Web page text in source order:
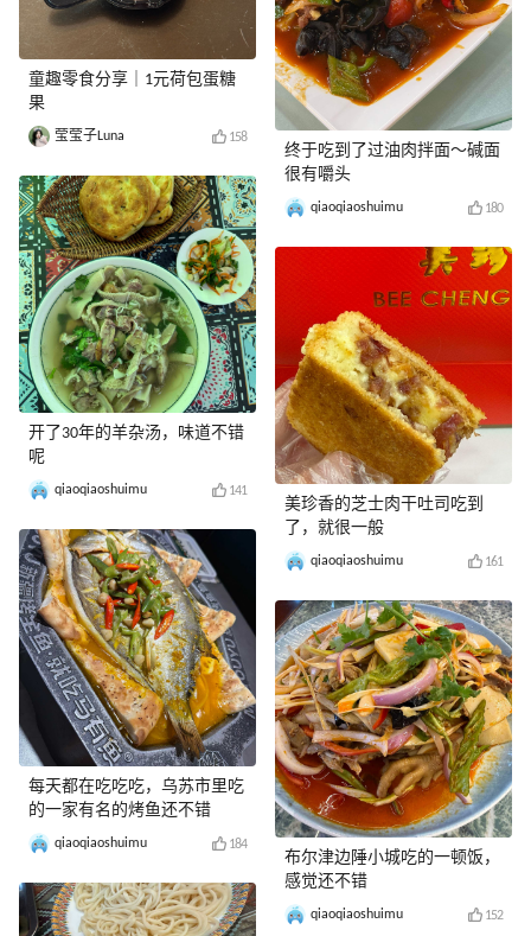
童趣零食分享｜1元荷包蛋糖
果
莹莹子Luna 158
开了30年的羊杂汤，味道不错
呢
qiaoqiaoshuimu 141
每天都在吃吃吃，乌苏市里吃
的一家有名的烤鱼还不错
qiaoqiaoshuimu 184
终于吃到了过油肉拌面～碱面
很有嚼头
qiaoqiaoshuimu 180
美珍香的芝士肉干吐司吃到
了，就很一般
qiaoqiaoshuimu 161
布尔津边陲小城吃的一顿饭，
感觉还不错
qiaoqiaoshuimu 152